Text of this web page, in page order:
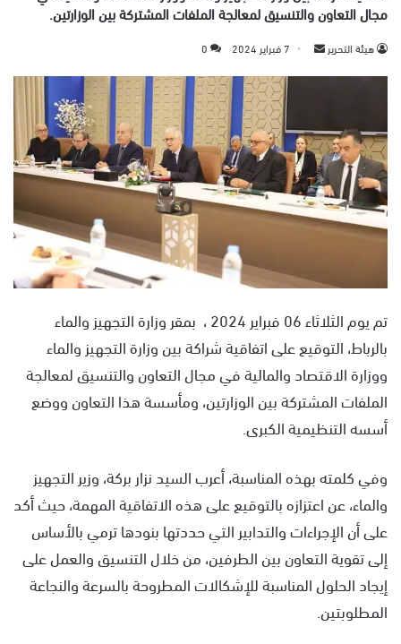
مجال التعاون والتنسيق لمعالجة الملفات المشتركة بين الوزارتين.
هيئة التحرير
ب
ر
ي
د
ا
ك
ر
و
ن
ي
ا
7 فبراير 2024 0
تم يوم الثلاثاء 06 فبراير 2024 ، بمقر وزارة التجهيز والماء
بالرباط، التوقيع على اتفاقية شراكة بين وزارة التجهيز والماء
ووزارة الاقتصاد والمالية في مجال التعاون والتنسيق لمعالجة
الملفات المشتركة بين الوزارتين، ومأسسة هذا التعاون ووضع
أسسه التنظيمية الكبرى.
وفي كلمته بهذه المناسبة، أعرب السيد نزار بركة، وزير التجهيز
والماء، عن اعتزازه بالتوقيع على هذه الاتفاقية المهمة، حيث أكد
على أن الإجراءات والتدابير التي حددتها بنودها ترمي بالأساس
إلى تقوية التعاون بين الطرفين، من خلال التنسيق والعمل على
إيجاد الحلول المناسبة للإشكالات المطروحة بالسرعة والنجاعة
المطلوبتين.